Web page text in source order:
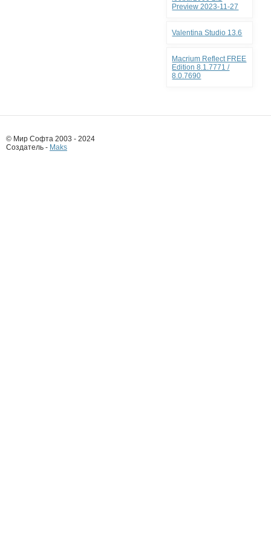
Preview 2023-11-27
Valentina Studio 13.6
Macrium Reflect FREE
Edition 8.1.7771 /
8.0.7690
© Мир Софта 2003 - 2024
Создатель - Maks